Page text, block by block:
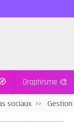
Graphisme 🎨
sociaux